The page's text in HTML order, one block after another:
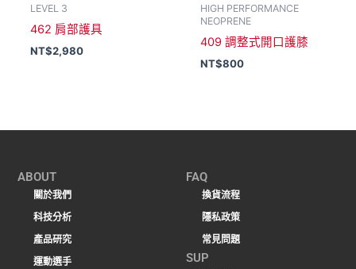
LEVEL 3
462 肩部護具
NT$2,980
HIGH PERFORMANCE
NEOPRENE
409 調整式開口護膝
NT$800
ABOUT
關於我們
科技分析
產品研究
運動選手
FAQ
換貨流程
隱私政策
常見問題
SUP